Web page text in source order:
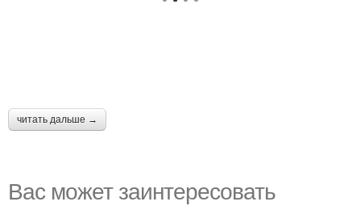
читать дальше →
Вас может заинтересовать